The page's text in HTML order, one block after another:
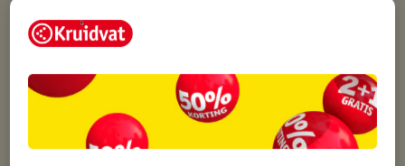
livraison gratuite sur divers produits promotionnels
Points gratuits avec ta carte Kruidvat